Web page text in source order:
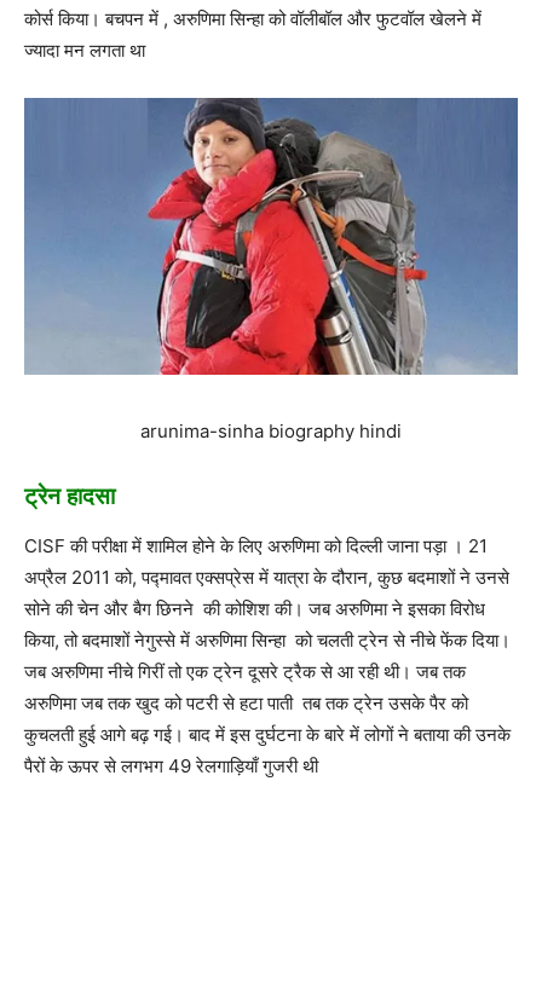
कोर्स किया। बचपन में , अरुणिमा सिन्हा को वॉलीबॉल और फुटवॉल खेलने में
ज्यादा मन लगता था
arunima-sinha biography hindi
ट्रेन हादसा
CISF की परीक्षा में शामिल होने के लिए अरुणिमा को दिल्ली जाना पड़ा । 21
अप्रैल 2011 को, पद्मावत एक्सप्रेस में यात्रा के दौरान, कुछ बदमाशों ने उनसे
सोने की चेन और बैग छिनने की कोशिश की। जब अरुणिमा ने इसका विरोध
किया, तो बदमाशों नेगुस्से में अरुणिमा सिन्हा को चलती ट्रेन से नीचे फेंक दिया।
जब अरुणिमा नीचे गिरीं तो एक ट्रेन दूसरे ट्रैक से आ रही थी। जब तक
अरुणिमा जब तक खुद को पटरी से हटा पाती तब तक ट्रेन उसके पैर को
कुचलती हुई आगे बढ़ गई। बाद में इस दुर्घटना के बारे में लोगों ने बताया की उनके
पैरों के ऊपर से लगभग 49 रेलगाड़ियाँ गुजरी थी